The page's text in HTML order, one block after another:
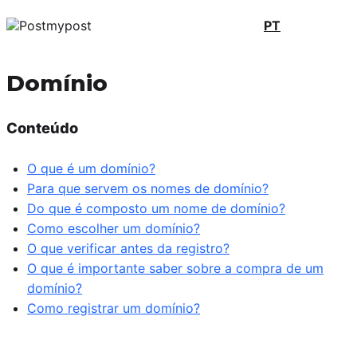
PT
Domínio
Conteúdo
O que é um domínio?
Para que servem os nomes de domínio?
Do que é composto um nome de domínio?
Como escolher um domínio?
O que verificar antes da registro?
O que é importante saber sobre a compra de um
domínio?
Como registrar um domínio?